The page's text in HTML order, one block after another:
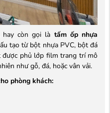
hay còn gọi là tấm ốp nhựa
tạo từ bột nhựa PVC, bột đá
được phủ lớp film trang trí mô
như gỗ, đá, hoặc vân vải.
phòng khách: